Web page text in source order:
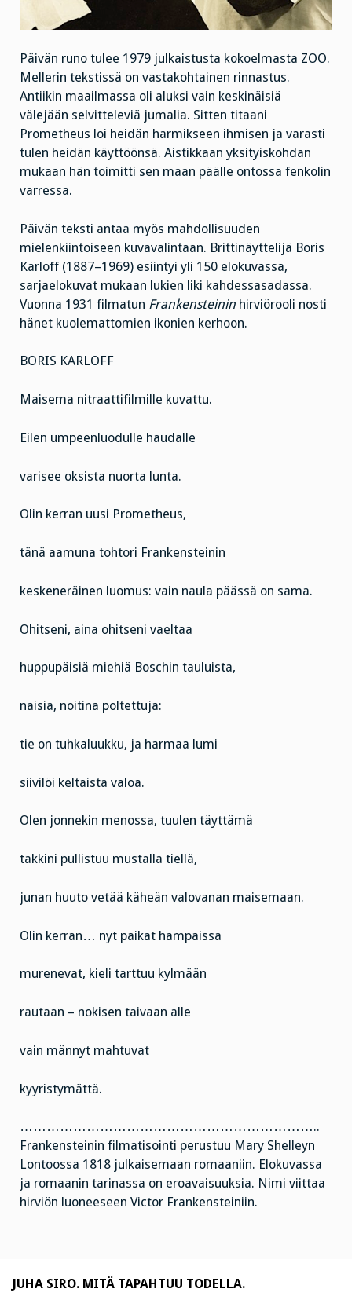
Päivän runo tulee 1979 julkaistusta kokoelmasta ZOO.
Mellerin tekstissä on vastakohtainen rinnastus.
Antiikin maailmassa oli aluksi vain keskinäisiä
välejään selvitteleviä jumalia. Sitten titaani
Prometheus loi heidän harmikseen ihmisen ja varasti
tulen heidän käyttöönsä. Aistikkaan yksityiskohdan
mukaan hän toimitti sen maan päälle ontossa fenkolin
varressa.
Päivän teksti antaa myös mahdollisuuden
mielenkiintoiseen kuvavalintaan. Brittinäyttelijä Boris
Karloff (1887–1969) esiintyi yli 150 elokuvassa,
sarjaelokuvat mukaan lukien liki kahdessasadassa.
Vuonna 1931 filmatun Frankensteinin hirviörooli nosti
hänet kuolemattomien ikonien kerhoon.
BORIS KARLOFF
Maisema nitraattifilmille kuvattu.
Eilen umpeenluodulle haudalle
varisee oksista nuorta lunta.
Olin kerran uusi Prometheus,
tänä aamuna tohtori Frankensteinin
keskeneräinen luomus: vain naula päässä on sama.
Ohitseni, aina ohitseni vaeltaa
huppupäisiä miehiä Boschin tauluista,
naisia, noitina poltettuja:
tie on tuhkaluukku, ja harmaa lumi
siivilöi keltaista valoa.
Olen jonnekin menossa, tuulen täyttämä
takkini pullistuu mustalla tiellä,
junan huuto vetää käheän valovanan maisemaan.
Olin kerran… nyt paikat hampaissa
murenevat, kieli tarttuu kylmään
rautaan – nokisen taivaan alle
vain männyt mahtuvat
kyyristymättä.
…………………………………………………………..
Frankensteinin filmatisointi perustuu Mary Shelleyn
Lontoossa 1818 julkaisemaan romaaniin. Elokuvassa
ja romaanin tarinassa on eroavaisuuksia. Nimi viittaa
hirviön luoneeseen Victor Frankensteiniin.
JUHA SIRO. MITÄ TAPAHTUU TODELLA.